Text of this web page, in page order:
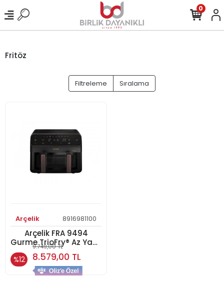
0
Fritöz
Filtreleme Sıralama
Arçelik 8916981100
Arçelik FRA 9494
Gurme TrioFry® Az Yağlı
Fritöz
%12
9.749,00 TL
8.579,00 TL